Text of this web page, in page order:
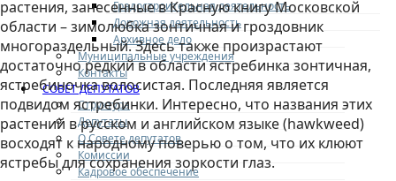
Градостроительная деятельность
Дорожная деятельность
Архивное дело
Муниципальные учреждения
Контакты
СОВЕТ ДЕПУТАТОВ
Структура
Депутаты
О Совете депутатов
Комиссии
Кадровое обеспечение
растения, занесенные в Красную книгу Московской
области – зимолюбка зонтичная и гроздовник
многораздельный. Здесь также произрастают
достаточно редкий в области ястребинка зонтичная,
ястребиночка волосистая. Последняя является
подвидом ястребинки. Интересно, что названия этих
растений в русском и английском языке (hawkweed)
восходят к народному поверью о том, что их клюют
ястребы для сохранения зоркости глаз.